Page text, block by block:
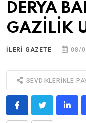
DERYA
GAZİLİK
ILERİ GAZETE 08/
SEVDIKLERINLE